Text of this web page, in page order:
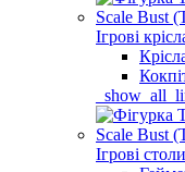
Ігрові
Ігрові столи